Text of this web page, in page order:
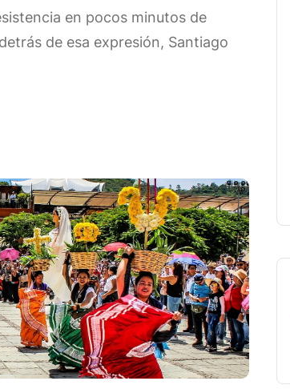
en pocos minutos de
de esa expresión, Santiago